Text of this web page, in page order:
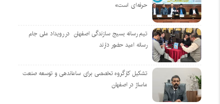
حرفه‌ای است»
تیم رسانه بسیج سازندگی اصفهان در رویداد ملی جام
رسانه امید حضور دارند
تشکیل کارگروه تخصصی برای ساماندهی و توسعه صنعت
ماساژ در اصفهان